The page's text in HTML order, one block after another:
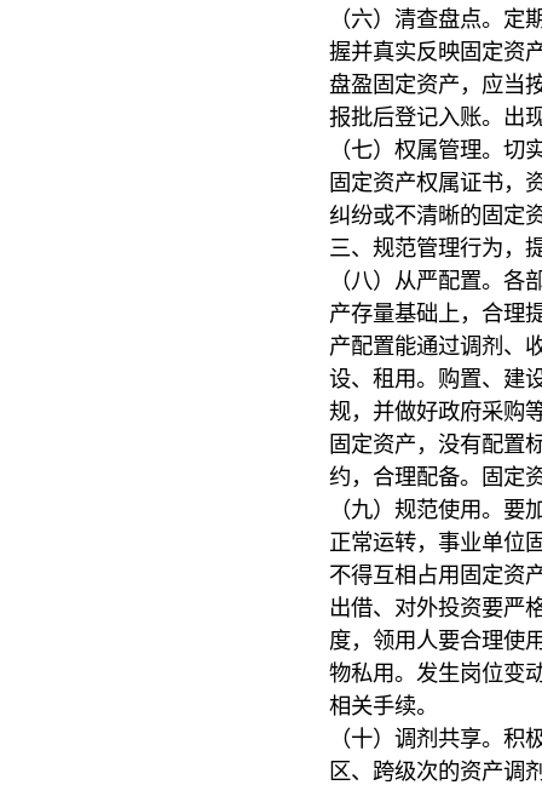
（六）清查盘点。
握并真实反映固定资
盘盈固定资产，应当
报批后登记入账。出
（七）权属管理。
固定资产权属证书，
纠纷或不清晰的固定
三、规范管理行为，
（八）从严配置。各
产存量基础上，合理
产配置能通过调剂、
设、租用。购置、建
规，并做好政府采购
固定资产，没有配置
约，合理配备。固定
（九）规范使用。
正常运转，事业单位
不得互相占用固定资
出借、对外投资要严
度，领用人要合理使
物私用。发生岗位变
相关手续。
（十）调剂共享。
区、跨级次的资产调